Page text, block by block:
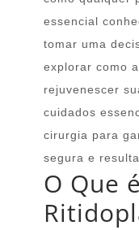
essencial
tomar uma
explorar como a
rejuvenescer
cuidados
cirurgia para
segura e
O Que